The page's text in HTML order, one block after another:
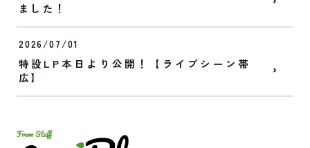
ました！
2026/07/01
特設LP本日より公開！【ライブシーン帯
広】